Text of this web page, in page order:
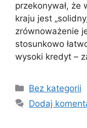
przekonywał, że
kraju jest
zrównoważenie
stosunkowo
wysoki kredyt –
Kategorie
Bez kategorii
Dodaj